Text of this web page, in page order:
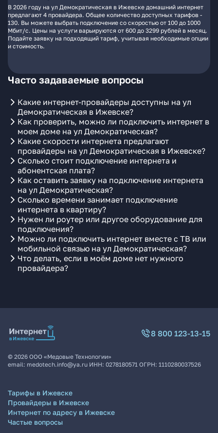
В 2026 году на ул Демократическая в Ижевске домашний интернет
предлагают 4 провайдера. Общее количество доступных тарифов -
130. Вы можете выбрать подключение со скоростью от 100 до 1000
Мбит/с. Цены на услуги варьируются от 600 до 3299 рублей в месяц.
Подайте заявку на подходящий тариф, учитывая необходимые опции
и стоимость.
Часто задаваемые вопросы
Какие интернет-провайдеры доступны на ул
Демократическая в Ижевске?
Как проверить, можно ли подключить интернет в
моем доме на ул Демократическая?
Какие скорости интернета предлагают
провайдеры на ул Демократическая в Ижевске?
Сколько стоит подключение интернета и
абонентская плата?
Как оставить заявку на подключение интернета
на ул Демократическая?
Сколько времени занимает подключение
интернета в квартиру?
Нужен ли роутер или другое оборудование для
подключения?
Можно ли подключить интернет вместе с ТВ или
мобильной связью на ул Демократическая?
Что делать, если в моём доме нет нужного
провайдера?
8 800 123-13-15
© 2026 ООО «Медовые Технологии»
email: medotech.info@ya.ru ИНН: 0278180571 ОГРН: 1110280037526
Тарифы в Ижевске
Провайдеры в Ижевске
Интернет по адресу в Ижевске
Частые вопросы